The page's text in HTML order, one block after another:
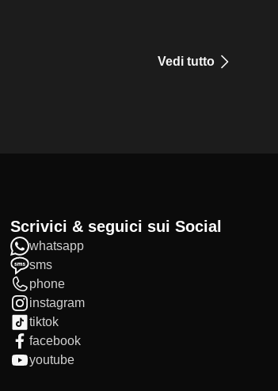
Vedi tutto
Scrivici & seguici sui Social
whatsapp
sms
phone
instagram
tiktok
facebook
youtube